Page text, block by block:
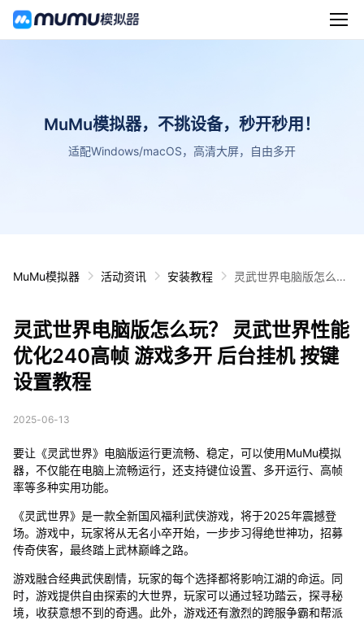
MuMu模拟器，不挑设备，秒开秒用！
适配Windows/macOS，高清大屏，自由多开
MuMu模拟器 活动资讯 安装教程
灵武世界电脑版怎么
台挂机 按键设置教程
灵武世界电脑版怎么玩？ 灵武世界性能
优化240高帧 游戏多开 后台挂机 按键
设置教程
2025-06-13
要让《灵武世界》电脑版运行更流畅、稳定，可以使用MuMu模拟
器，不仅能在电脑上流畅运行，还支持键位设置、多开运行、高帧
率等多种实用功能。
《灵武世界》是一款全新国风福利武侠游戏，将于2025年震撼登
场。游戏中，玩家将从无名小卒开始，一步步习得绝世神功，招募
传奇侠客，最终踏上武林巅峰之路。
游戏融合经典武侠剧情，玩家的每个选择都将影响江湖的命运。同
时，游戏提供自由探索的大世界，玩家可以通过轻功踏云，探寻秘
境，收获意想不到的奇遇。此外，游戏还有激烈的跨服争霸和帮派